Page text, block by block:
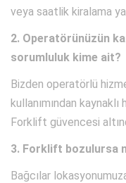
veya saatlik kiralama
2. Operatörünüzün
sorumluluk kime ait?
Bizden operatörlü
kullanımından
Forklift güvencesi
3. Forklift bozulursa
Bağcılar